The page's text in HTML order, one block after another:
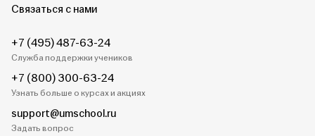
Связаться с нами
+7 (495) 487-63-24
Служба поддержки учеников
+7 (800) 300-63-24
Узнать больше о курсах и акциях
support@umschool.ru
Задать вопрос